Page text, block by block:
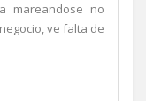
mareandose no
ve falta de